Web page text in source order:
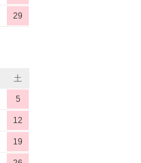
29
土
5
12
19